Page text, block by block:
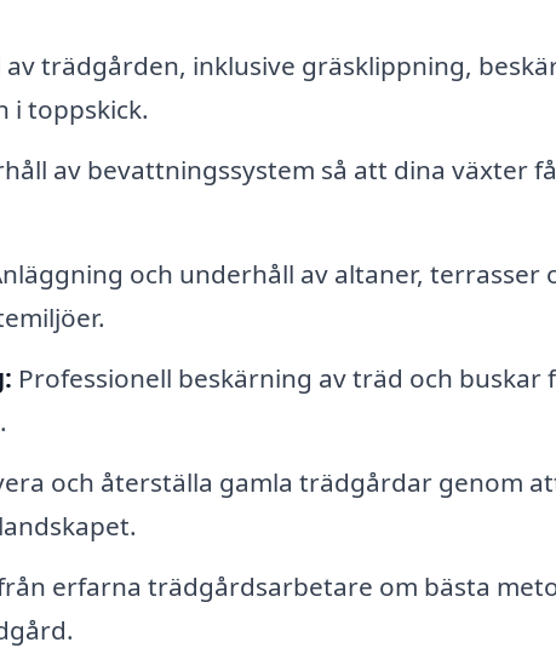
trädgården, inklusive gräsklippning,
i toppskick.
av bevattningssystem så att dina växter
och underhåll av altaner, terrasser
Professionell beskärning av träd och buskar
och återställa gamla trädgårdar genom
erfarna trädgårdsarbetare om bästa